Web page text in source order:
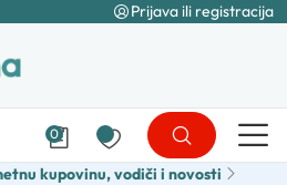
Prijava ili registracija
0
kupovinu, vodiči i novosti